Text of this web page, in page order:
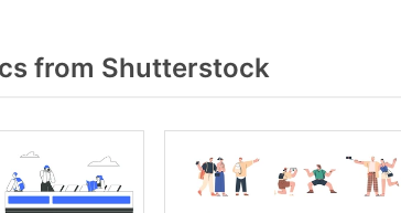
from Shutterstock